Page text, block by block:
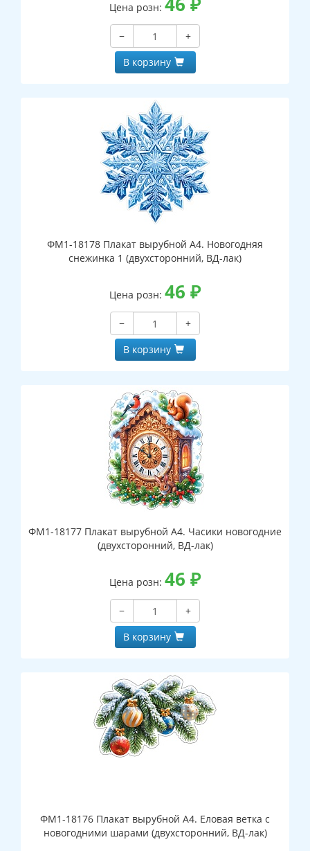
Цена розн:
−
+
В корзину
ФМ1-18178 Плакат вырубной А4. Новогодняя
снежинка 1 (двухсторонний, ВД-лак)
Цена розн: 46 ₽
−
+
В корзину
ФМ1-18177 Плакат вырубной А4. Часики новогодние
(двухсторонний, ВД-лак)
Цена розн: 46 ₽
−
+
В корзину
ФМ1-18176 Плакат вырубной А4. Еловая ветка с
новогодними шарами (двухсторонний, ВД-лак)